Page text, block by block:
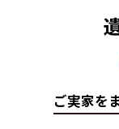
ご実家を